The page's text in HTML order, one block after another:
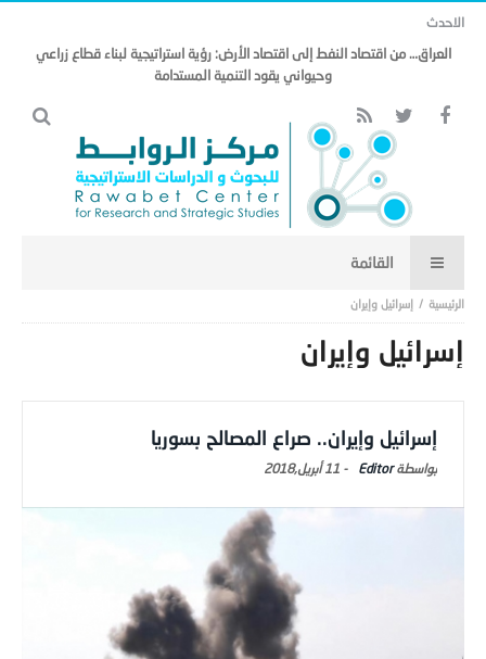
الاحدث
العراق… من اقتصاد النفط إلى اقتصاد الأرض: رؤية استراتيجية لبناء قطاع زراعي
وحيواني يقود التنمية المستدامة
إسرائيل وإيران
إسرائيل وإيران
إسرائيل وإيران.. صراع المصالح بسوريا
Editor
- 11 أبريل,2018